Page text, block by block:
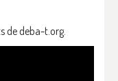
de deba-t.org.